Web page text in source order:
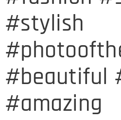
#stylish
#beautiful
#amazing